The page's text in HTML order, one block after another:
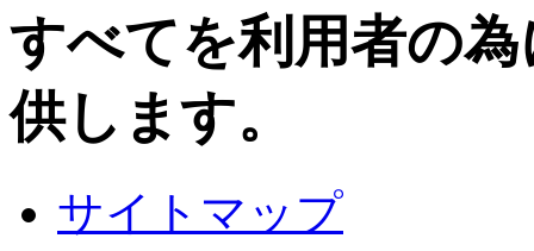
すべてを利用者の
供します。
サイトマップ